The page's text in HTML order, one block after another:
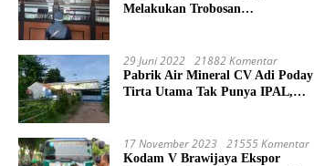
Melakukan Trobosan
29 Juni 2022 21882 Komentar
Pabrik Air Mineral CV Adi Poday
Tirta Utama Tak Punya IPAL,
17 November 2023 21555 Komentar
Kodam V Brawijaya Ekspor